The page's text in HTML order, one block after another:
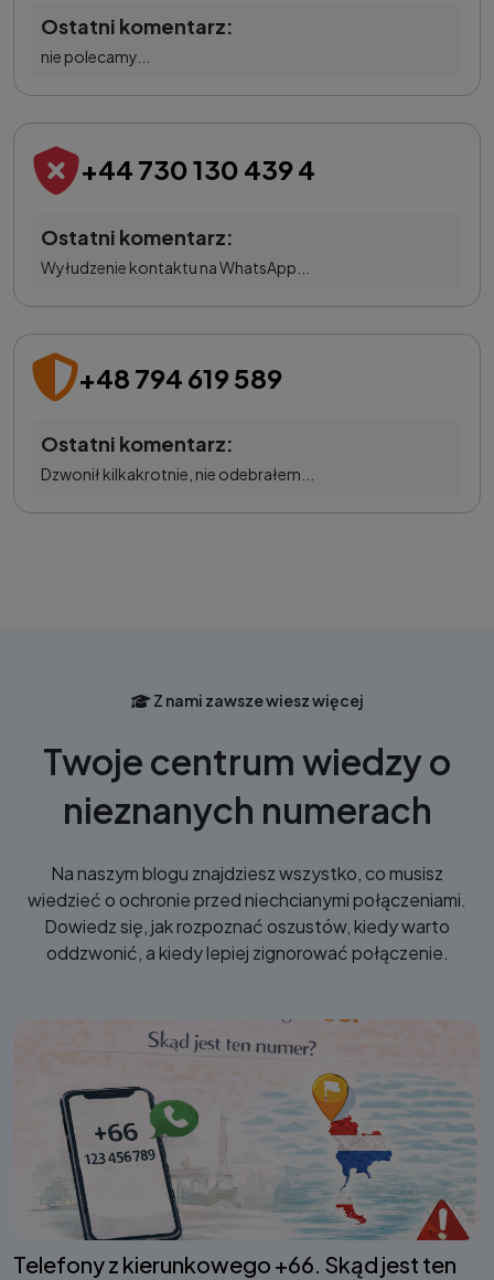
Ostatni komentarz:
nie polecamy...
+44 730 130 439 4
Ostatni komentarz:
Wyłudzenie kontaktu na WhatsApp...
+48 794 619 589
Ostatni komentarz:
Dzwonił kilkakrotnie, nie odebrałem...
Z nami zawsze wiesz więcej
Twoje centrum wiedzy o
nieznanych numerach
Na naszym blogu znajdziesz wszystko, co musisz
wiedzieć o ochronie przed niechcianymi połączeniami.
Dowiedz się, jak rozpoznać oszustów, kiedy warto
oddzwonić, a kiedy lepiej zignorować połączenie.
Telefony z kierunkowego +66. Skąd jest ten